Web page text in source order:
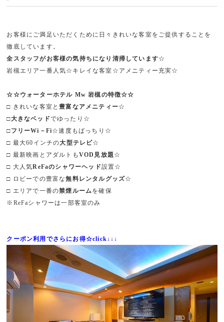
お客様にご満足いただくために日々きれいな客室をご提供することを
徹底しています。
全スタッフがお客様の気持ちになり清掃しています☆
岩槻エリア一番人気☆キレイな客室☆アメニティー充実☆
☆☆ウォーターホテル Mw 岩槻の特徴☆☆
□ きれいな客室と 豊富なアメニティー☆
□大きなベッドでゆったり☆
□フリーWi－Fi☆速度もばっちり☆
□ 最大60インチの大型テレビ☆
□ 最新映画とアダルトも VOD見放題 ☆
□ 大人気ReFaのシャワーヘッド設置☆
□ ロビーでの豊富な無料レンタルグッズ☆
□ エリアで一番の禁煙ルーム を確保
※ReFaシャワーは一部客室のみ
クーポン利用でさらにお得☆click↓↓↓